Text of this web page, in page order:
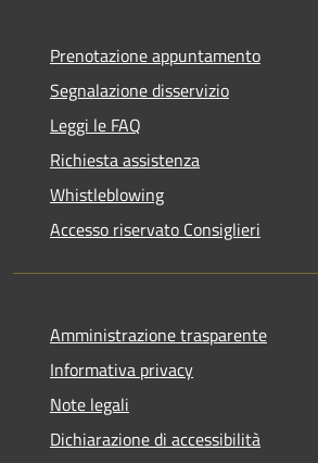
Prenotazione appuntamento
Segnalazione disservizio
Leggi le FAQ
Richiesta assistenza
Whistleblowing
Accesso riservato Consiglieri
Amministrazione trasparente
Informativa privacy
Note legali
Dichiarazione di accessibilità